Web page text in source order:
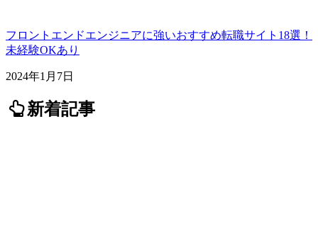
フロントエンドエンジニアに強いおすすめ転職サイト18選！
未経験OKあり
2024年1月7日
新着記事